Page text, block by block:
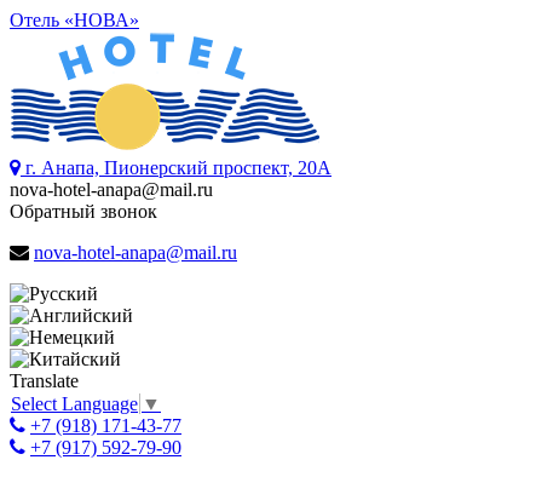
Отель «НОВА»
г. Анапа, Пионерский проспект, 20А
nova-hotel-anapa@mail.ru
Обратный звонок
nova-hotel-anapa@mail.ru
Translate
Select Language ▼
+7 (918) 171-43-77
+7 (917) 592-79-90